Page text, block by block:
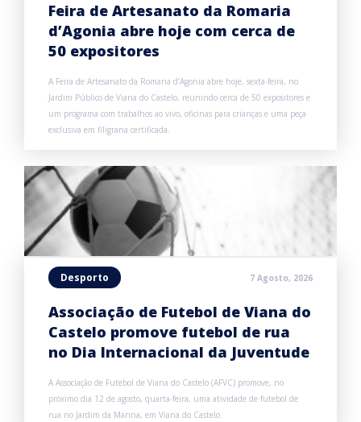
Feira de Artesanato da Romaria
d’Agonia abre hoje com cerca de
50 expositores
A Feira de Artesanato da Romaria d’Agonia abre hoje, sexta-feira, no
Jardim Público de Viana do Castelo, reunindo cerca de 50 expositores e
um programa com trabalhos ao vivo, oficinas para crianças e uma peça
exclusiva em filigrana certificada.
Desporto 7 Agosto, 2026
Associação de Futebol de Viana do
Castelo promove futebol de rua
no Dia Internacional da Juventude
A Associação de Futebol de Viana do Castelo (AFVC) promove, no
próximo dia 12 de agosto, quarta-feira, uma atividade de futebol de
rua no Jardim da Marina, em Viana do Castelo.